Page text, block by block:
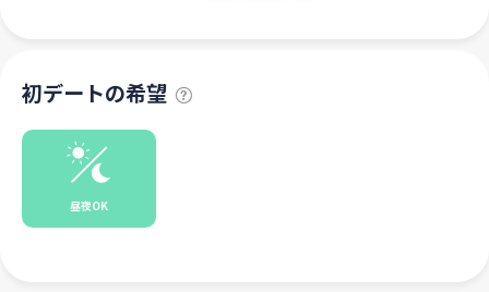
初デートの希望
昼夜OK